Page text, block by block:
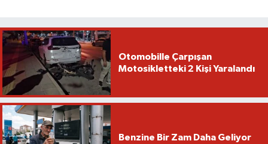
Otomobille Çarpışan
Motosikletteki 2 Kişi Yaralandı
Benzine Bir Zam Daha Geliyor